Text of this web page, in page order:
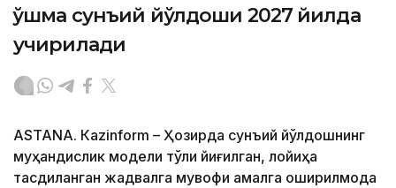
қўшма сунъий йўлдоши 2027 йилда
учирилади
ASTANА. Кazinform – Ҳозирда сунъий йўлдошнинг
муҳандислик модели тўлиқ йиғилган, лойиҳа
тасдиқланган жадвалга мувофиқ амалга оширилмоқда